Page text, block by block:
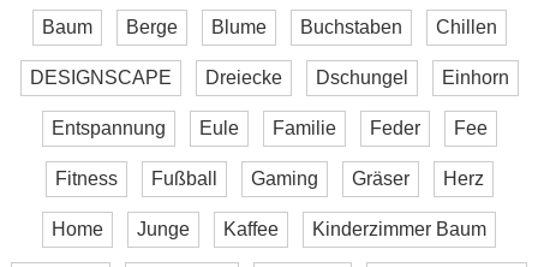
Baum Berge Blume Buchstaben Chillen
DESIGNSCAPE Dreiecke Dschungel Einhorn
Entspannung Eule Familie Feder Fee
Fitness Fußball Gaming Gräser Herz
Home Junge Kaffee Kinderzimmer Baum